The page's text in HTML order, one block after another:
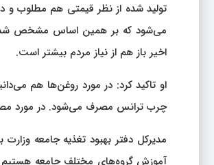
تولید شده از نظر قیمتی هم مطلوب و
می‌شود که بر همین اساس مشخص شده
اخیر باز هم از نیاز مردم بیشتر است.
او تاکید کرد: در مورد روغن‌ها هم
چرب ترانس مصرف می‌شود. در مورد
مدیرکل دفتر بهبود تغذیه جامعه
آموزش گروه‌های مختلف جامعه هستیم تا